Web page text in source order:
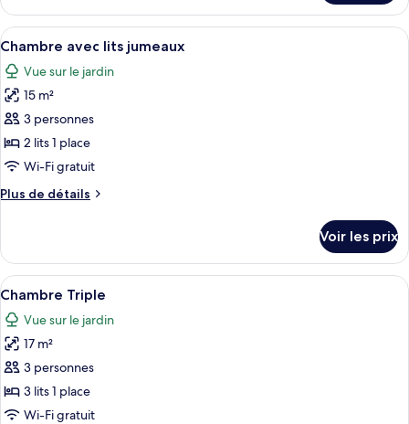
le
type
de
chambre
Chambre
Double
Afficher
toutes
les
photos
pour
ce
type
chambre :
lits
jumeaux
Une chambre avec deux lits, une
7
Chambre avec lits jumeaux
Vue sur le jardin
15 m²
3 personnes
2 lits 1 place
Wi-Fi gratuit
Plus de détails
Plus
le
type
de
chambre
Chambre
avec
lits
jumeaux
Voir les prix
Afficher
toutes
les
photos
pour
ce
type
Une chambre d’hôtel avec deux lits,
7
Chambre Triple
Vue sur le jardin
17 m²
3 personnes
3 lits 1 place
Wi-Fi gratuit